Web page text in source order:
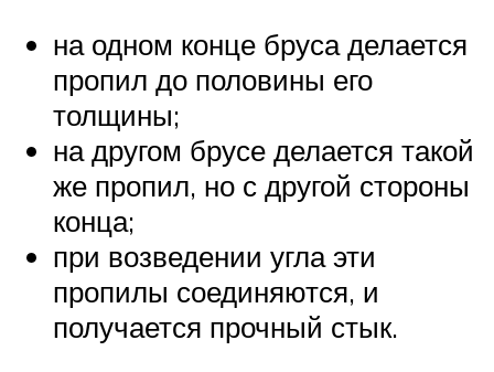
на одном конце бруса делается
пропил до половины его
толщины;
на другом брусе делается такой
же пропил, но с другой стороны
конца;
при возведении угла эти
пропилы соединяются, и
получается прочный стык.